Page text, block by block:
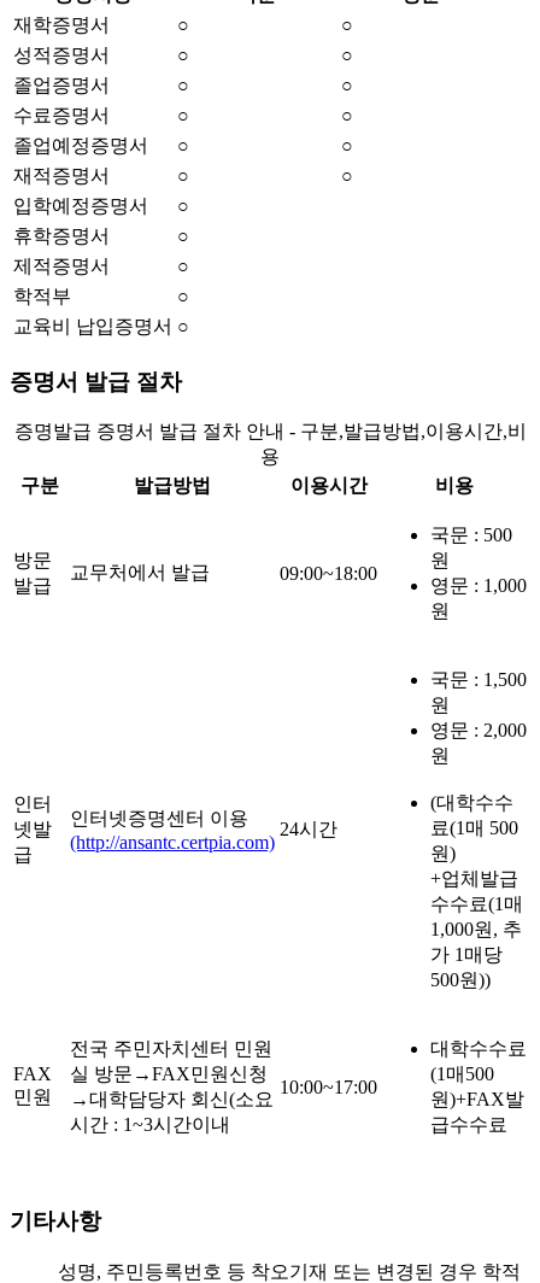
재학증명서
○
○
성적증명서
○
○
졸업증명서
○
○
수료증명서
○
○
졸업예정증명서
○
○
재적증명서
○
○
입학예정증명서
○
휴학증명서
○
제적증명서
○
학적부
○
교육비 납입증명서 ○
증명서 발급 절차
증명발급 증명서 발급 절차 안내 - 구분,발급방법,이용시간,비
용
구분
발급방법 이용시간 비용
방문
발급
교무처에서 발급 09:00~18:00
국문 : 500
원
영문 : 1,000
원
인터
넷발
급
인터넷증명센터 이용
(http://ansantc.certpia.com)
24시간
국문 : 1,500
원
영문 : 2,000
원
(대학수수
료(1매 500
원)
+업체발급
수수료(1매
1,000원, 추
가 1매당
500원))
FAX
민원
전국 주민자치센터 민원
실 방문→FAX민원신청
→대학담당자 회신(소요
시간 : 1~3시간이내
10:00~17:00
대학수수료
(1매500
원)+FAX발
급수수료
기타사항
성명, 주민등록번호 등 착오기재 또는 변경된 경우 학적